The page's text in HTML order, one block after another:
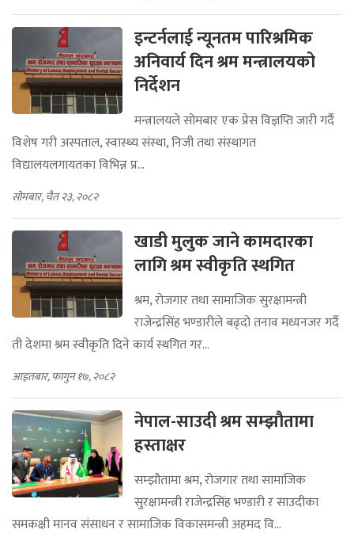
इन्टर्नलाई न्यूनतम पारिश्रमिक
अनिवार्य दिन श्रम मन्त्रालयको
निर्देशन
मन्त्रालयले साेमबार एक प्रेस विज्ञप्ति जारी गर्दै
विशेष गरी अस्पताल, स्वास्थ्य संस्था, निजी तथा संस्थागत
विद्यालयलगायतका विभिन्न प्र...
सोमबार, चैत २३, २०८२
खाडी मुलुक जाने कामदारका
लागि श्रम स्वीकृति स्थगित
श्रम, रोजगार तथा सामाजिक सुरक्षामन्त्री
राजेन्द्रसिंह भण्डारीले बढ्दो तनाव मध्यनजर गर्दै
ती देशमा श्रम स्वीकृति दिने कार्य स्थगित गर...
आइतबार, फागुन १७, २०८२
नेपाल-साउदी श्रम सम्झौतामा
हस्ताक्षर
सम्झौतामा श्रम, रोजगार तथा सामाजिक
सुरक्षामन्त्री राजेन्द्रसिंह भण्डारी र साउदीका
समकक्षी मानव संसाधन र सामाजिक विकासमन्त्री अहमद वि...